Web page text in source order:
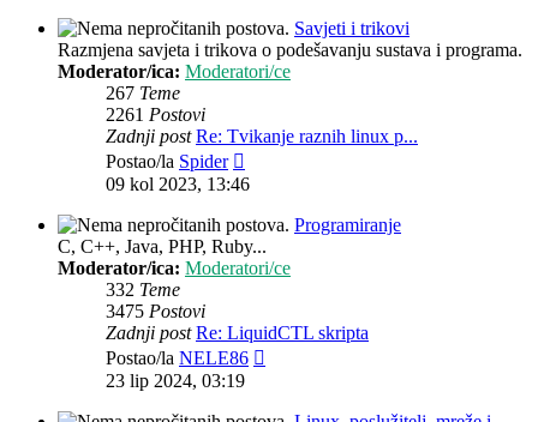
Savjeti i trikovi
Razmjena savjeta i trikova o podešavanju sustava i programa.
Moderator/ica: Moderatori/ce
267 Teme
2261 Postovi
Zadnji post Re: Tvikanje raznih linux p...
Postao/la Spider
post
09 kol 2023, 13:46
Programiranje
C, C++, Java, PHP, Ruby...
Moderator/ica: Moderatori/ce
332 Teme
3475 Postovi
Zadnji post Re: LiquidCTL skripta
Postao/la NELE86
23 lip 2024, 03:19